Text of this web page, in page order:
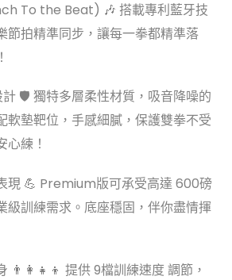
To the Beat) 🎶 搭載專利藍牙技
節拍精準同步，讓每一拳都精準落
🛡️ 獨特多層柔性材質，吸音降噪的
軟墊靶位，手感細膩，保護雙拳不受
心練！
現 💪 Premium版可承受高達 600磅
級訓練需求。底座穩固，伴你盡情揮
👨‍👩‍👧‍👦 提供 9檔訓練速度 調節，